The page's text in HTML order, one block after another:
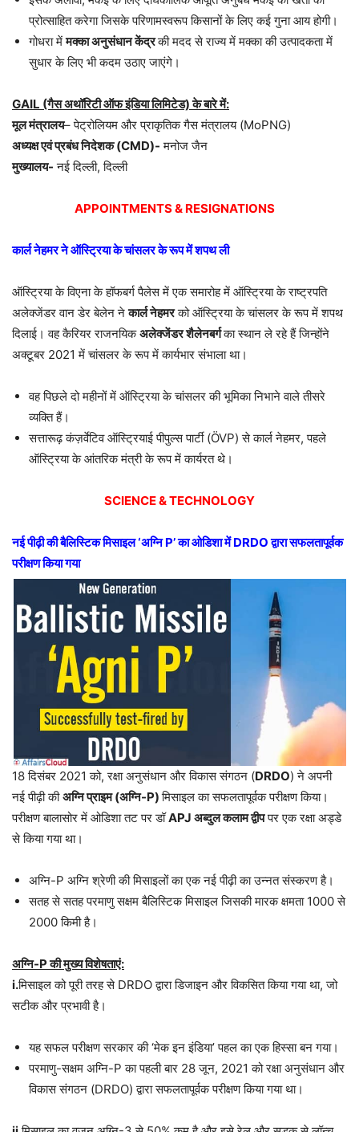
प्रोत्साहित करेगा जिसके परिणामस्वरूप किसानों के लिए कई गुना आय होगी।
गोधरा मेंमक्का अनुसंधान केंद्रकी मदद से राज्य में मक्का की उत्पादकता में
सुधार के लिए भी कदम उठाए जाएंगे।
GAIL (गैस अथॉरिटी ऑफ इंडिया लिमिटेड) के बारे में:
मूल मंत्रालय– पेट्रोलियम और प्राकृतिक गैस मंत्रालय (MoPNG)
अध्यक्ष एवं प्रबंध निदेशक (CMD)- मनोज जैन
मुख्यालय- नई दिल्ली, दिल्ली
APPOINTMENTS & RESIGNATIONS
कार्ल नेहमर ने ऑस्ट्रिया के चांसलर के रूप में शपथ ली
ऑस्ट्रिया के विएना के हॉफबर्ग पैलेस में एक समारोह में ऑस्ट्रिया के राष्ट्रपति
अलेक्जेंडर वान डेर बेलेन नेकार्ल नेहमरको ऑस्ट्रिया के चांसलर के रूप में शपथ
दिलाई। वह कैरियर राजनयिकअलेक्जेंडर शैलेनबर्गका स्थान ले रहे हैं जिन्होंने
अक्टूबर 2021 में चांसलर के रूप में कार्यभार संभाला था।
वह पिछले दो महीनों में ऑस्ट्रिया के चांसलर की भूमिका निभाने वाले तीसरे
व्यक्ति हैं।
सत्तारूढ़ कंज़र्वेटिव ऑस्ट्रियाई पीपुल्स पार्टी (ÖVP) से कार्ल नेहमर, पहले
ऑस्ट्रिया के आंतरिक मंत्री के रूप में कार्यरत थे।
SCIENCE & TECHNOLOGY
नई पीढ़ी की बैलिस्टिक मिसाइल ‘अग्नि P’ का ओडिशा में DRDO द्वारा सफलतापूर्वक
परीक्षण किया गया
18 दिसंबर 2021 को, रक्षा अनुसंधान और विकास संगठन (DRDO) ने अपनी
नई पीढ़ी कीअग्नि प्राइम (अग्नि-P)मिसाइल का सफलतापूर्वक परीक्षण किया।
परीक्षण बालासोर में ओडिशा तट पर डॉAPJ अब्दुल कलाम द्वीपपर एक रक्षा अड्डे
से किया गया था।
अग्नि-P अग्नि श्रेणी की मिसाइलों का एक नई पीढ़ी का उन्नत संस्करण है।
सतह से सतह परमाणु सक्षम बैलिस्टिक मिसाइल जिसकी मारक क्षमता 1000 से
2000 किमी है।
अग्नि-P की मुख्य विशेषताएं:
i.मिसाइल को पूरी तरह से DRDO द्वारा डिजाइन और विकसित किया गया था, जो
सटीक और प्रभावी है।
यह सफल परीक्षण सरकार की ‘मेक इन इंडिया’ पहल का एक हिस्सा बन गया।
परमाणु-सक्षम अग्नि-P का पहली बार 28 जून, 2021 को रक्षा अनुसंधान और
विकास संगठन (DRDO) द्वारा सफलतापूर्वक परीक्षण किया गया था।